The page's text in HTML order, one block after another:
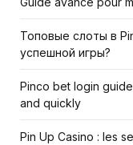
Топовые слоты в
успешной игры?
Pinco bet login
and quickly
Pin Up Casino : les